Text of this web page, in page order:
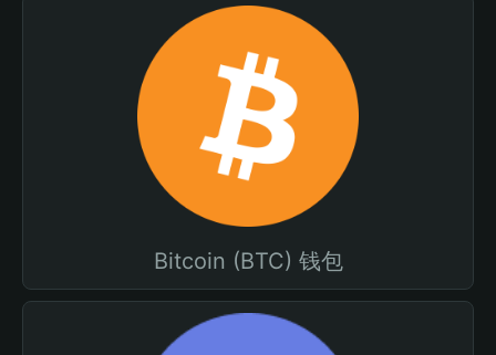
Bitcoin (BTC) 钱包